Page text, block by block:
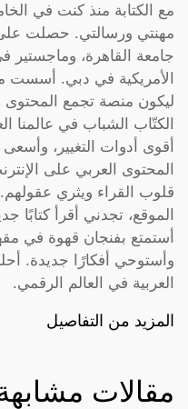
مع الكتابة منذ كنت في
مهنتي ورسالتي. حصلت
جامعة القاهرة، وماجستير
الأمريكية في دبي.
ليكون منصة تجمع المحتوى
الكتّاب الشباب في عالمنا
أقوى أدوات التغيير،
المحتوى العربي على
قلوب القراء ويثري
الموقع، تجدني أقرأ كتابًا
أستمتع بفنجان قهوة في
وأستوحي أفكارًا جديدة.
العربية في العالم الرقمي.
المزيد من التفاصيل
مقالات